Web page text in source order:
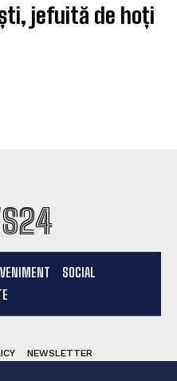
jefuită de hoți
SOCIAL
NEWSLETTER